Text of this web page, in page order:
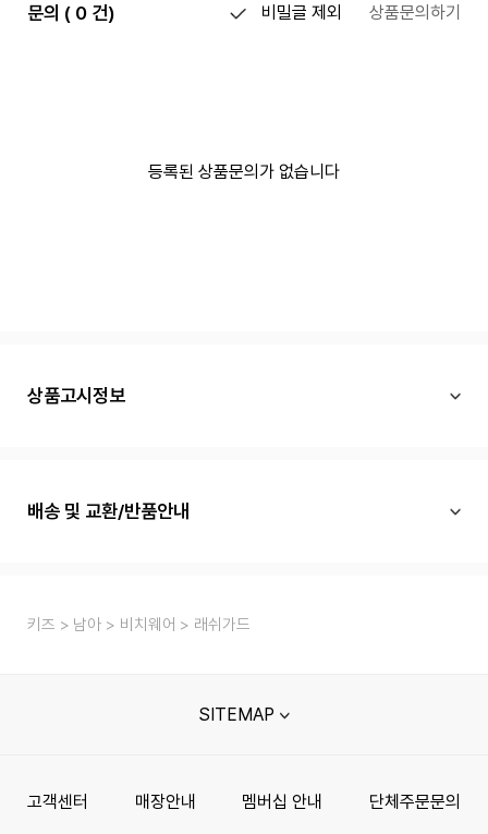
문의 ( 0 건) 비밀글 제외 상품문의하기
등록된 상품문의가 없습니다
상품고시정보
배송 및 교환/반품안내
키즈 남아 비치웨어 래쉬가드
SITEMAP
고객센터 매장안내 멤버십 안내 단체주문문의